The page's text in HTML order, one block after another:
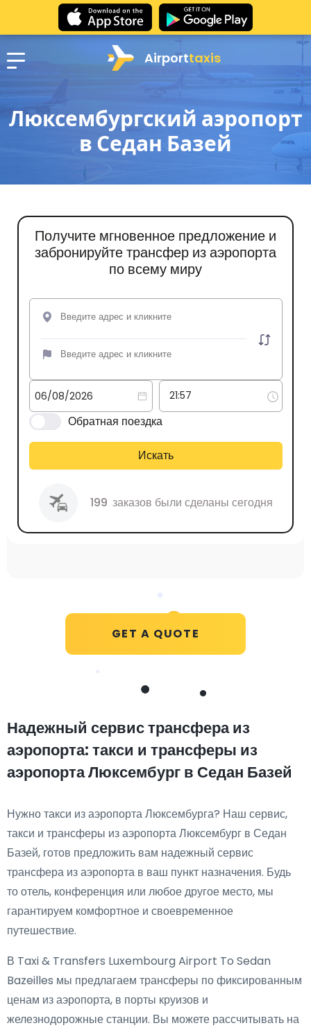
Airporttaxis
Люксембургский аэропорт
в Седан Базей
Получите мгновенное предложение и
забронируйте трансфер из аэропорта
по всему миру
Обратная поездка
Искать
199 заказов были сделаны сегодня
GET A QUOTE
Надежный сервис трансфера из
аэропорта: такси и трансферы из
аэропорта Люксембург в Седан Базей
Нужно такси из аэропорта Люксембурга? Наш сервис,
такси и трансферы из аэропорта Люксембург в Седан
Базей, готов предложить вам надежный сервис
трансфера из аэропорта в ваш пункт назначения. Будь
то отель, конференция или любое другое место, мы
гарантируем комфортное и своевременное
путешествие.
В Taxi & Transfers Luxembourg Airport To Sedan
Bazeilles мы предлагаем трансферы по фиксированным
ценам из аэропорта, в порты круизов и
железнодорожные станции. Вы можете рассчитывать на